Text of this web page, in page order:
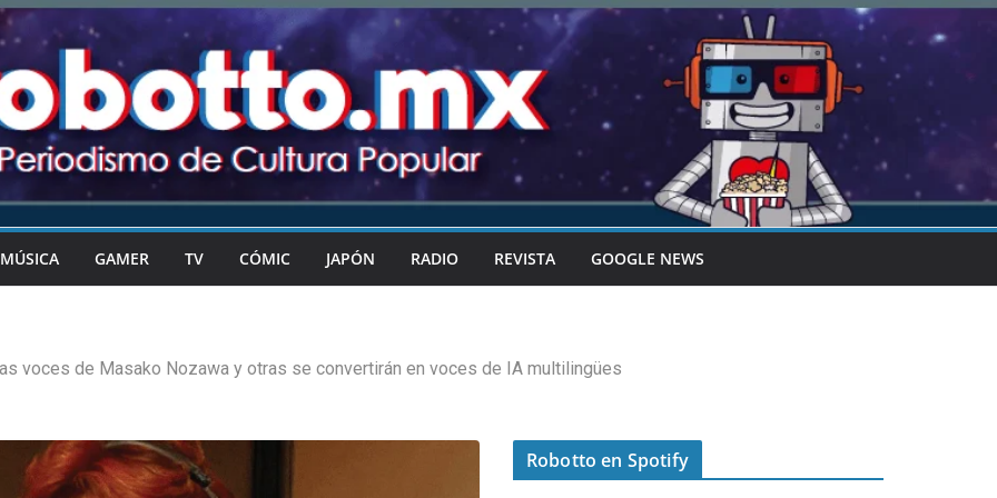
MÚSICA GAMER TV CÓMIC JAPÓN RADIO REVISTA GOOGLE NEWS
voces de Masako Nozawa y otras se convertirán en voces de IA multilingües
Robotto en Spotify